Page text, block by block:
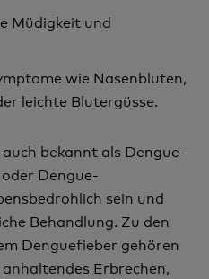
Müdigkeit und
wie Nasenbluten,
leichte Blutergüsse.
bekannt als Dengue-
Dengue-
sein und
Behandlung. Zu den
Denguefieber gehören
Erbrechen,